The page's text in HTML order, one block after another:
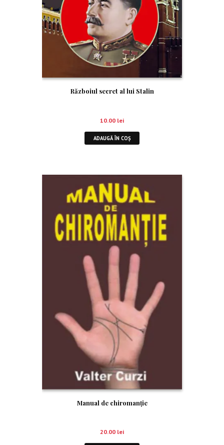
Războiul secret al lui Stalin
10.00 lei
ADAUGĂ ÎN COȘ
Manual de chiromanție
20.00 lei